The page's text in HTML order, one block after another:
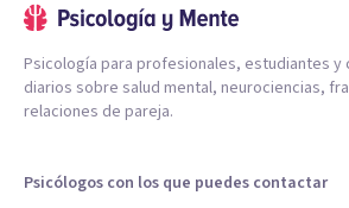
Psicología para profesionales, estudiantes y
diarios sobre salud mental, neurociencias,
relaciones de pareja.
Psicólogos con los que puedes contactar